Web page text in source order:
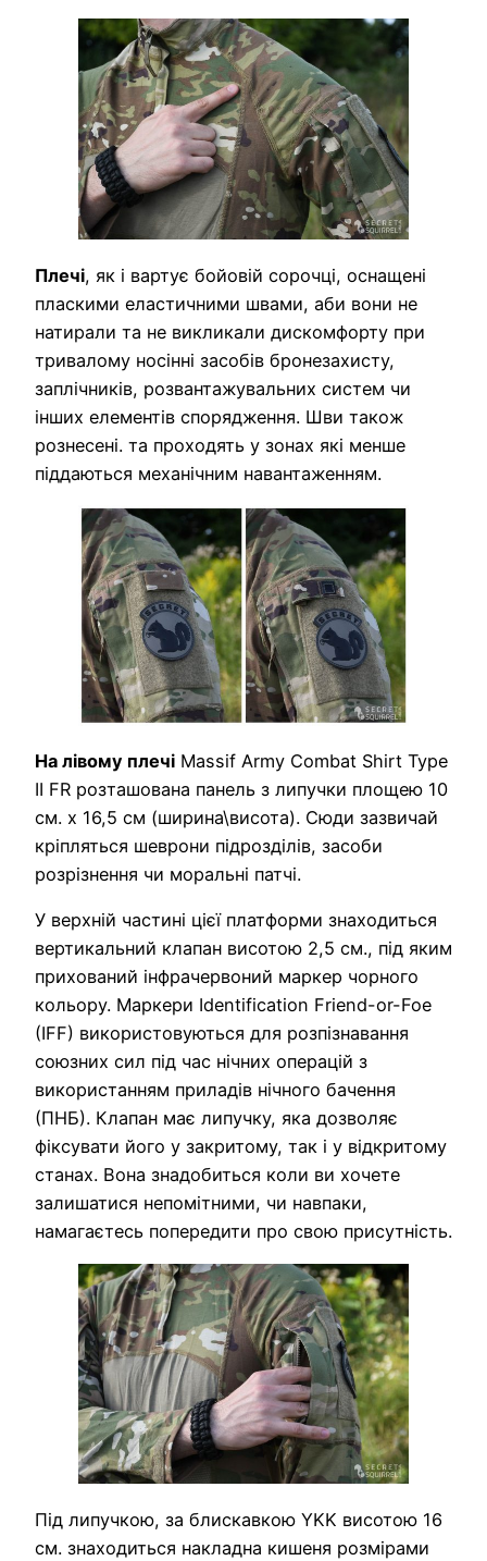
Плечі, як і вартує бойовій сорочці, оснащені
пласкими еластичними швами, аби вони не
натирали та не викликали дискомфорту при
тривалому носінні засобів бронезахисту,
заплічників, розвантажувальних систем чи
інших елементів спорядження. Шви також
рознесені. та проходять у зонах які менше
піддаються механічним навантаженням.
На лівому плечі Massif Army Combat Shirt Type
II FR розташована панель з липучки площею 10
см. х 16,5 см (ширина\висота). Сюди зазвичай
кріпляться шеврони підрозділів, засоби
розрізнення чи моральні патчі.
У верхній частині цієї платформи знаходиться
вертикальний клапан висотою 2,5 см., під яким
прихований інфрачервоний маркер чорного
кольору. Маркери Identification Friend-or-Foe
(IFF) використовуються для розпізнавання
союзних сил під час нічних операцій з
використанням приладів нічного бачення
(ПНБ). Клапан має липучку, яка дозволяє
фіксувати його у закритому, так і у відкритому
станах. Вона знадобиться коли ви хочете
залишатися непомітними, чи навпаки,
намагаєтесь попередити про свою присутність.
Під липучкою, за блискавкою YKK висотою 16
см. знаходиться накладна кишеня розмірами